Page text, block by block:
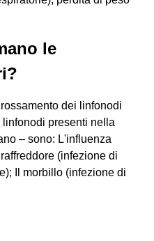
le
dei linfonodi
presenti nella
– sono: L'influenza
(infezione di
Il morbillo (infezione di